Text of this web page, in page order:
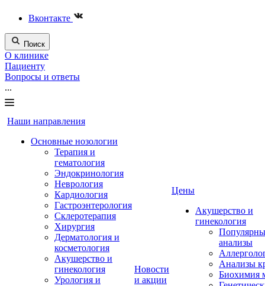
Вконтакте
Поиск
О клинике
Пациенту
Вопросы и ответы
...
Наши направления
Основные нозологии
Терапия и
гематология
Эндокринология
Неврология
Кардиология
Гастроэнтерология
Склеротерапия
Хирургия
Дерматология и
косметология
Акушерство и
гинекология
Урология и
Новости
и акции
Цены
Акушерство и
гинекология
анализы
Анализы
Биохимия